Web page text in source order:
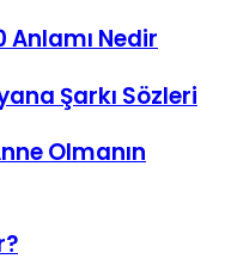
Anlamı Nedir
Şarkı Sözleri
Olmanın